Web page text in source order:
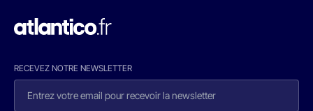
RECEVEZ NOTRE NEWSLETTER